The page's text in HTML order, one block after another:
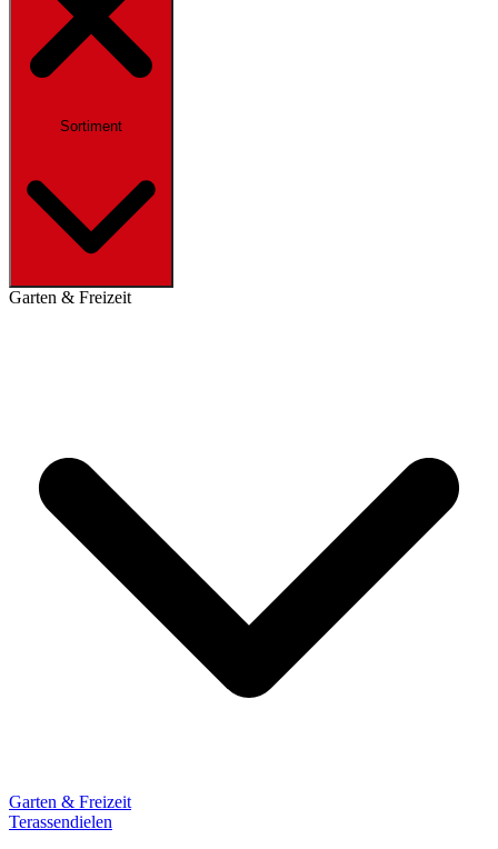
Sortiment
Garten & Freizeit
Garten & Freizeit
Terassendielen